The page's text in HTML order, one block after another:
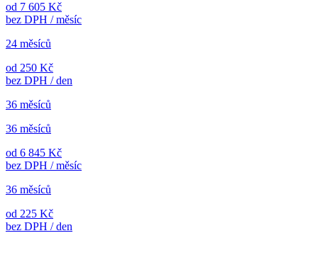
od 7 605 Kč
bez DPH / měsíc
24 měsíců
od 250 Kč
bez DPH / den
36 měsíců
36 měsíců
od 6 845 Kč
bez DPH / měsíc
36 měsíců
od 225 Kč
bez DPH / den